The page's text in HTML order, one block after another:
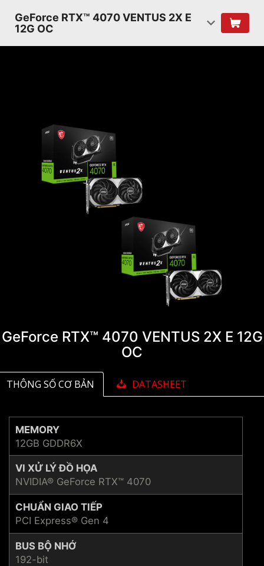
GeForce RTX™ 4070 VENTUS 2X E
12G OC
GeForce RTX™ 4070 VENTUS 2X E 12G
OC
THÔNG SỐ CƠ BẢN DATASHEET
MEMORY
12GB GDDR6X
VI XỬ LÝ ĐỒ HỌA
NVIDIA® GeForce RTX™ 4070
CHUẨN GIAO TIẾP
PCI Express® Gen 4
BUS BỘ NHỚ
192-bit